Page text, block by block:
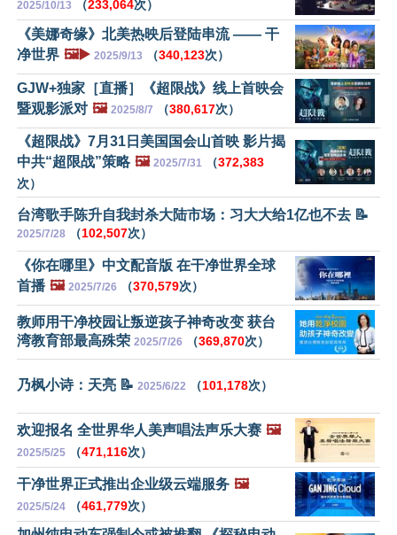
2025/10/13 （233,064次）
《美娜奇缘》北美热映后登陆串流 —— 干
净世界 🖼️▶️ 2025/9/13 （340,123次）
GJW+独家［直播］《超限战》线上首映会
暨观影派对 🖼️ 2025/8/7 （380,617次）
《超限战》7月31日美国国会山首映 影片揭
中共“超限战”策略 🖼️ 2025/7/31 （372,383
次）
台湾歌手陈升自我封杀大陆市场：习大大给1亿也不去 📝
2025/7/28 （102,507次）
《你在哪里》中文配音版 在干净世界全球
首播 🖼️ 2025/7/26 （370,579次）
教师用干净校园让叛逆孩子神奇改变 获台
湾教育部最高殊荣 2025/7/26 （369,870次）
乃枫小诗：天亮 📝 2025/6/22 （101,178次）
欢迎报名 全世界华人美声唱法声乐大赛 🖼️
2025/5/25 （471,116次）
干净世界正式推出企业级云端服务 🖼️
2025/5/24 （461,779次）